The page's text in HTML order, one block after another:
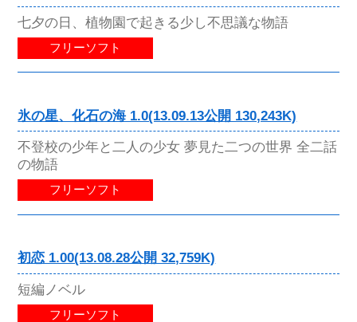
七夕の日、植物園で起きる少し不思議な物語
フリーソフト
氷の星、化石の海 1.0(13.09.13公開 130,243K)
不登校の少年と二人の少女 夢見た二つの世界 全二話
の物語
フリーソフト
初恋 1.00(13.08.28公開 32,759K)
短編ノベル
フリーソフト